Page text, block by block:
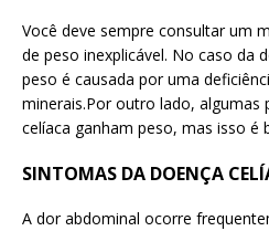
Você deve sempre consultar um
de peso inexplicável. No caso da
peso é causada por uma
minerais.Por outro lado, algumas
celíaca ganham peso, mas isso é
SINTOMAS DA DOENÇA
A dor abdominal ocorre